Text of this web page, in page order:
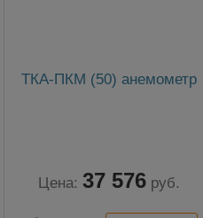
ТКА-ПКМ (50) анемометр
Цена: 37 576 руб.